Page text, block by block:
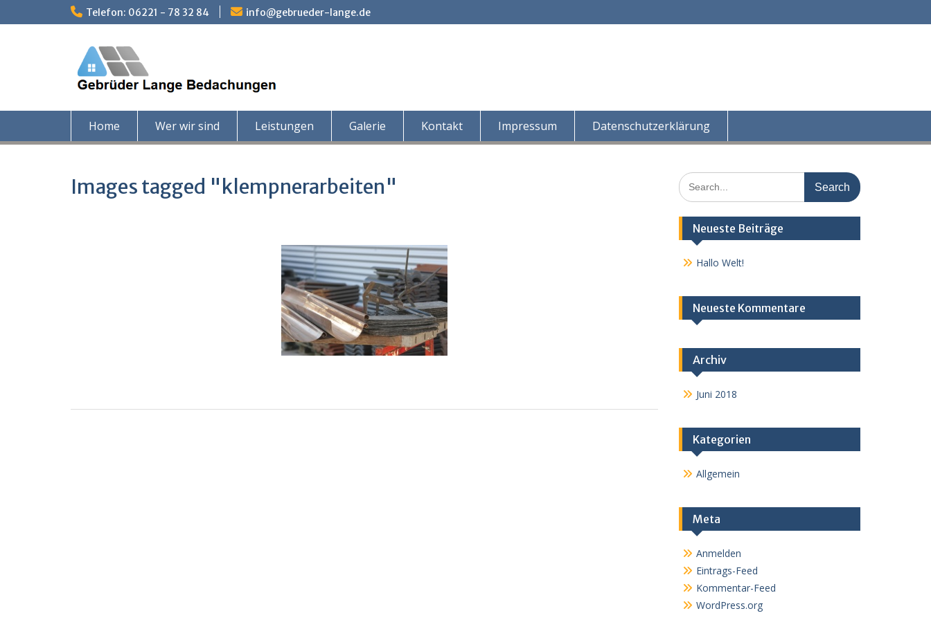
to
Telefon: 06221 - 78 32 84 info@gebrueder-lange.de
Home Wer wir sind Leistungen Galerie Kontakt Impressum Datenschutzerklärung
Images tagged "klempnerarbeiten"
Search
for:
Neueste Beiträge
Hallo Welt!
Neueste Kommentare
Archiv
Juni 2018
Kategorien
Allgemein
Meta
Anmelden
Eintrags-Feed
Kommentar-Feed
WordPress.org